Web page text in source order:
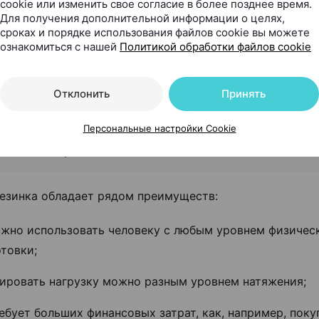
как дома, так и на улице. Все, что для этого нужно,
сопротивлением. За счет этого
ее растягивания создается нагрузка на
Материал фитнес-резинок — латекс,
резина.
обладает рядом преимуществ:
использовать человеку с любым уровнем
нагрузку можно разным уровнем натяжения;
больших финансовых затрат, как, например,
cookie или изменить свое согласие в более позднее время.
Для получения дополнительной информации о целях,
сроках и порядке использования файлов cookie вы можете
ознакомиться с нашей Политикой обработки файлов cookie
Отклонить Принять
Персональные настройки Cookie